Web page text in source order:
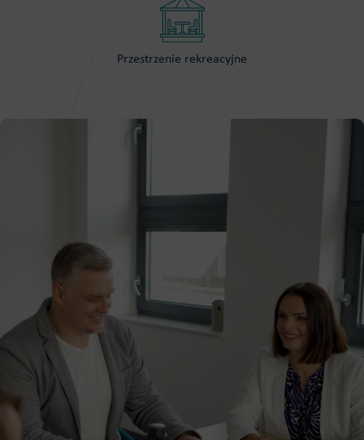
Przestrzenie rekreacyjne